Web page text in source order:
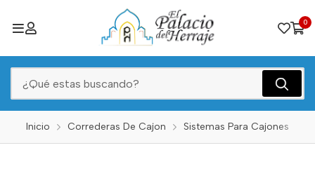
0
Inicio Correderas De Cajon Sistemas Para Cajones